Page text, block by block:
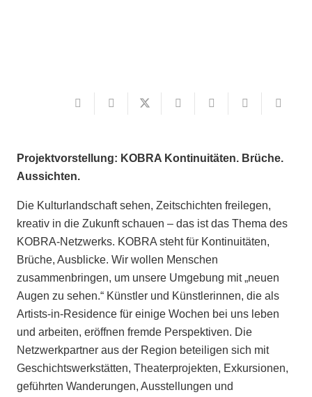
Projektvorstellung: KOBRA Kontinuitäten. Brüche.
Aussichten.
Die Kulturlandschaft sehen, Zeitschichten freilegen,
kreativ in die Zukunft schauen – das ist das Thema des
KOBRA-Netzwerks. KOBRA steht für Kontinuitäten,
Brüche, Ausblicke. Wir wollen Menschen
zusammenbringen, um unsere Umgebung mit „neuen
Augen zu sehen.“ Künstler und Künstlerinnen, die als
Artists-in-Residence für einige Wochen bei uns leben
und arbeiten, eröffnen fremde Perspektiven. Die
Netzwerkpartner aus der Region beteiligen sich mit
Geschichtswerkstätten, Theaterprojekten, Exkursionen,
geführten Wanderungen, Ausstellungen und